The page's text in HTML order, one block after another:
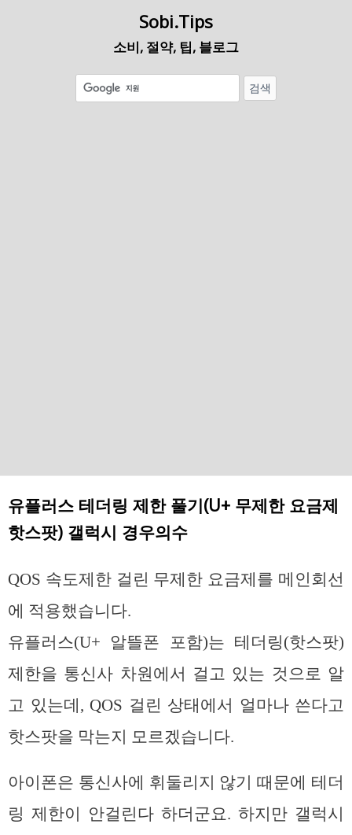
Sobi.Tips
소비, 절약, 팁, 블로그
유플러스 테더링 제한 풀기(U+ 무제한 요금제
핫스팟) 갤럭시 경우의수
QOS 속도제한 걸린 무제한 요금제를 메인회선
에 적용했습니다.
유플러스(U+ 알뜰폰 포함)는 테더링(핫스팟)
제한을 통신사 차원에서 걸고 있는 것으로 알
고 있는데, QOS 걸린 상태에서 얼마나 쓴다고
핫스팟을 막는지 모르겠습니다.
아이폰은 통신사에 휘둘리지 않기 때문에 테더
링 제한이 안걸린다 하더군요. 하지만 갤럭시